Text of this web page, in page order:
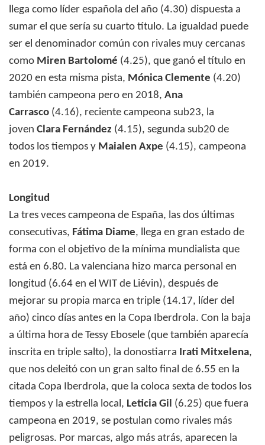
llega como líder española del año (4.30) dispuesta a
sumar el que sería su cuarto título. La igualdad puede
ser el denominador común con rivales muy cercanas
como Miren Bartolomé (4.25), que ganó el título en
2020 en esta misma pista, Mónica Clemente (4.20)
también campeona pero en 2018, Ana
Carrasco (4.16), reciente campeona sub23, la
joven Clara Fernández (4.15), segunda sub20 de
todos los tiempos y Maialen Axpe (4.15), campeona
en 2019.
Longitud
La tres veces campeona de España, las dos últimas
consecutivas, Fátima Diame, llega en gran estado de
forma con el objetivo de la mínima mundialista que
está en 6.80. La valenciana hizo marca personal en
longitud (6.64 en el WIT de Liévin), después de
mejorar su propia marca en triple (14.17, líder del
año) cinco días antes en la Copa Iberdrola. Con la baja
a última hora de Tessy Ebosele (que también aparecía
inscrita en triple salto), la donostiarra Irati Mitxelena,
que nos deleitó con un gran salto final de 6.55 en la
citada Copa Iberdrola, que la coloca sexta de todos los
tiempos y la estrella local, Leticia Gil (6.25) que fuera
campeona en 2019, se postulan como rivales más
peligrosas. Por marcas, algo más atrás, aparecen la